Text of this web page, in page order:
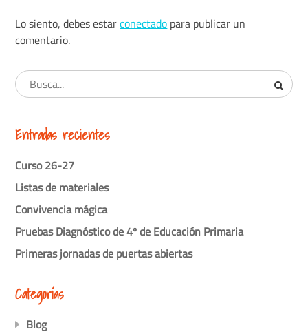
Lo siento, debes estarconectado para publicar un
comentario.
Entradas recientes
Curso 26-27
Listas de materiales
Convivencia mágica
Pruebas Diagnóstico de 4º de Educación Primaria
Primeras jornadas de puertas abiertas
Categorías
Blog